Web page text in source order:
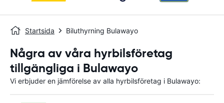
Startsida Biluthyrning Bulawayo
Några av våra hyrbilsföretag
tillgängliga i Bulawayo
Vi erbjuder en jämförelse av alla hyrbilsföretag i Bulawayo: